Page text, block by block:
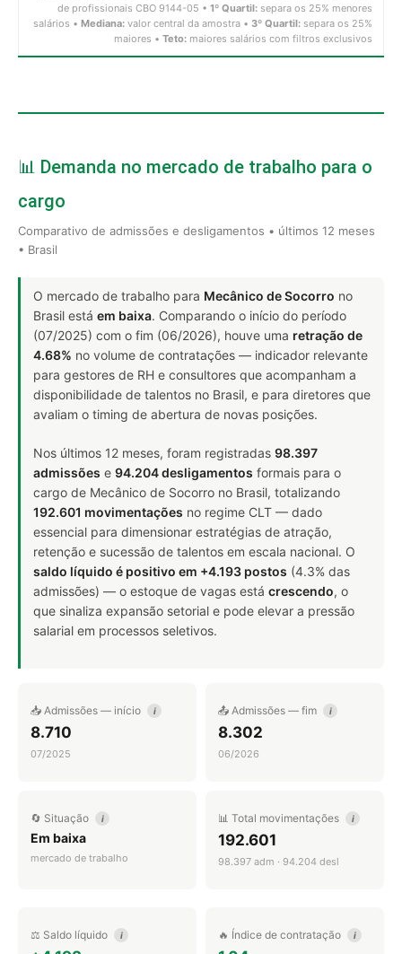
de profissionais CBO 9144-05 • 1º Quartil: separa os 25% menores
salários • Mediana: valor central da amostra • 3º Quartil: separa os 25%
maiores • Teto: maiores salários com filtros exclusivos
📊 Demanda no mercado de trabalho para o
cargo
Comparativo de admissões e desligamentos • últimos 12 meses
• Brasil
O mercado de trabalho para Mecânico de Socorro no
Brasil está em baixa. Comparando o início do período
(07/2025) com o fim (06/2026), houve uma retração de
4.68% no volume de contratações — indicador relevante
para gestores de RH e consultores que acompanham a
disponibilidade de talentos no Brasil, e para diretores que
avaliam o timing de abertura de novas posições.
Nos últimos 12 meses, foram registradas 98.397
admissões e 94.204 desligamentos formais para o
cargo de Mecânico de Socorro no Brasil, totalizando
192.601 movimentações no regime CLT — dado
essencial para dimensionar estratégias de atração,
retenção e sucessão de talentos em escala nacional. O
saldo líquido é positivo em +4.193 postos (4.3% das
admissões) — o estoque de vagas está crescendo, o
que sinaliza expansão setorial e pode elevar a pressão
salarial em processos seletivos.
📥 Admissões — início i
8.710
07/2025
📤 Admissões — fim i
8.302
06/2026
🔄 Situação i
Em baixa
mercado de trabalho
📊 Total movimentações i
192.601
98.397 adm · 94.204 desl
⚖️ Saldo líquido i 🔥 Índice de contratação i